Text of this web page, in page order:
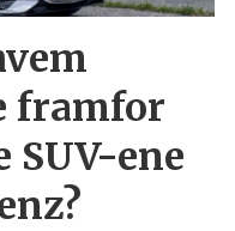
framfor
SUV-ene